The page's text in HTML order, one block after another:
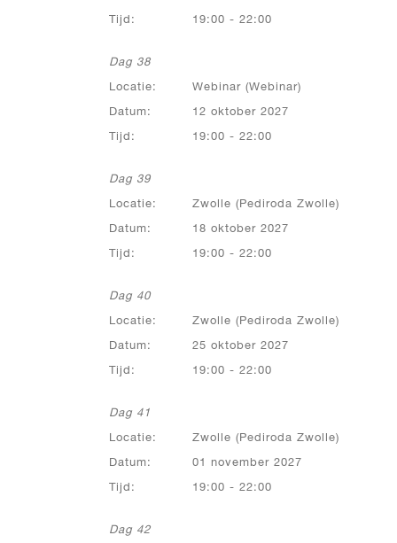
Tijd: 19:00 - 22:00
Dag 38
Locatie: Webinar (Webinar)
Datum: 12 oktober 2027
Tijd: 19:00 - 22:00
Dag 39
Locatie: Zwolle (Pediroda Zwolle)
Datum: 18 oktober 2027
Tijd: 19:00 - 22:00
Dag 40
Locatie: Zwolle (Pediroda Zwolle)
Datum: 25 oktober 2027
Tijd: 19:00 - 22:00
Dag 41
Locatie: Zwolle (Pediroda Zwolle)
Datum: 01 november 2027
Tijd: 19:00 - 22:00
Dag 42